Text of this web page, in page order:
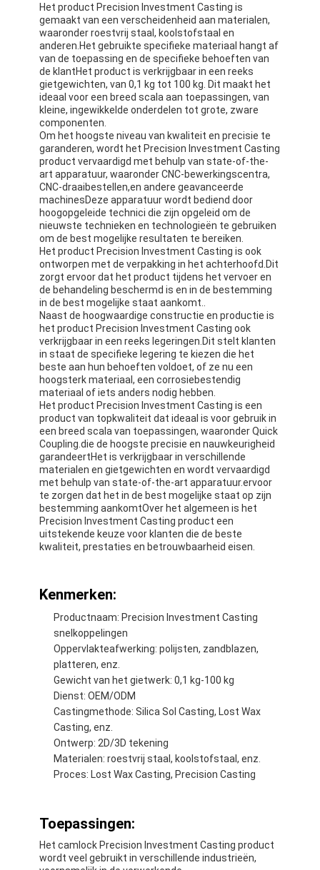
Huis
Producten
Ongeveer ons
Kwaliteitscontrole
Contacteer ons
Zelfklevende Isolatieband
De Isolatieband van de glasdoek
Hittebestendige Isolatieband
De Plakband van de glasdoek
De Plakband van de Polyimidefilm
Aluminiumfolie Plakband
Het product Precision Investment Casting is
gemaakt van een verscheidenheid aan materialen,
waaronder roestvrij staal, koolstofstaal en
anderen.Het gebruikte specifieke materiaal hangt af
van de toepassing en de specifieke behoeften van
de klantHet product is verkrijgbaar in een reeks
gietgewichten, van 0,1 kg tot 100 kg. Dit maakt het
ideaal voor een breed scala aan toepassingen, van
kleine, ingewikkelde onderdelen tot grote, zware
componenten.
Om het hoogste niveau van kwaliteit en precisie te
garanderen, wordt het Precision Investment Casting
product vervaardigd met behulp van state-of-the-
art apparatuur, waaronder CNC-bewerkingscentra,
CNC-draaibestellen,en andere geavanceerde
machinesDeze apparatuur wordt bediend door
hoogopgeleide technici die zijn opgeleid om de
nieuwste technieken en technologieën te gebruiken
om de best mogelijke resultaten te bereiken.
Het product Precision Investment Casting is ook
ontworpen met de verpakking in het achterhoofd.Dit
zorgt ervoor dat het product tijdens het vervoer en
de behandeling beschermd is en in de bestemming
in de best mogelijke staat aankomt..
Naast de hoogwaardige constructie en productie is
het product Precision Investment Casting ook
verkrijgbaar in een reeks legeringen.Dit stelt klanten
in staat de specifieke legering te kiezen die het
beste aan hun behoeften voldoet, of ze nu een
hoogsterk materiaal, een corrosiebestendig
materiaal of iets anders nodig hebben.
Het product Precision Investment Casting is een
product van topkwaliteit dat ideaal is voor gebruik in
een breed scala van toepassingen, waaronder Quick
Coupling.die de hoogste precisie en nauwkeurigheid
garandeertHet is verkrijgbaar in verschillende
materialen en gietgewichten en wordt vervaardigd
met behulp van state-of-the-art apparatuur.ervoor
te zorgen dat het in de best mogelijke staat op zijn
bestemming aankomtOver het algemeen is het
Precision Investment Casting product een
uitstekende keuze voor klanten die de beste
kwaliteit, prestaties en betrouwbaarheid eisen.
Kenmerken:
Productnaam: Precision Investment Casting
snelkoppelingen
Oppervlakteafwerking: polijsten, zandblazen,
platteren, enz.
Gewicht van het gietwerk: 0,1 kg-100 kg
Dienst: OEM/ODM
Castingmethode: Silica Sol Casting, Lost Wax
Casting, enz.
Ontwerp: 2D/3D tekening
Materialen: roestvrij staal, koolstofstaal, enz.
Proces: Lost Wax Casting, Precision Casting
Toepassingen:
Het camlock Precision Investment Casting product
wordt veel gebruikt in verschillende industrieën,